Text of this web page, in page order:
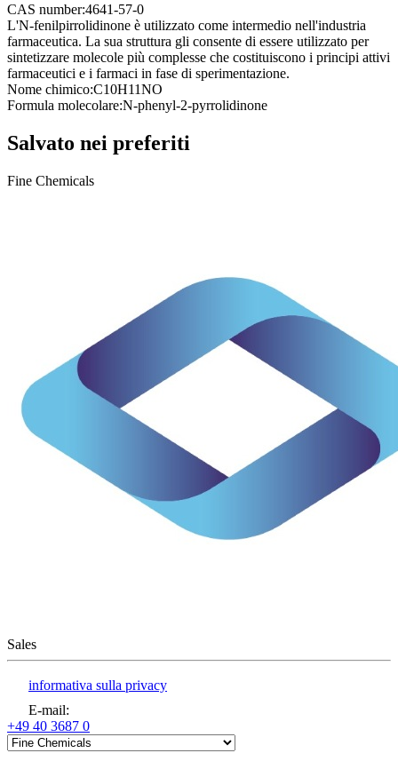
CAS number:4641-57-0
L'N-fenilpirrolidinone è utilizzato come intermedio nell'industria
farmaceutica. La sua struttura gli consente di essere utilizzato per
sintetizzare molecole più complesse che costituiscono i principi attivi
farmaceutici e i farmaci in fase di sperimentazione.
Nome chimico:C10H11NO
Formula molecolare:N-phenyl-2-pyrrolidinone
Salvato nei preferiti
Fine Chemicals
Sales
informativa sulla privacy
E-mail:
+49 40 3687 0